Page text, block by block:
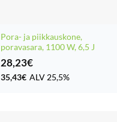
Pora- ja piikkauskone,
poravasara, 1100 W, 6,5 J
28,23€
35,43€ ALV 25,5%